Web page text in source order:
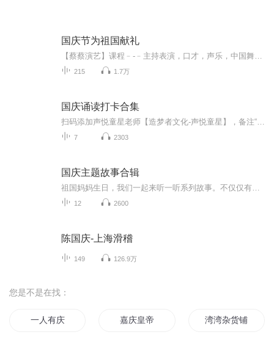
国庆节为祖国献礼
215 1.7万
国庆诵读打卡合集
7 2303
国庆主题故事合辑
12 2600
陈国庆-上海滑稽
149 126.9万
您是不是在找：
一人有庆 嘉庆皇帝 湾湾杂货铺